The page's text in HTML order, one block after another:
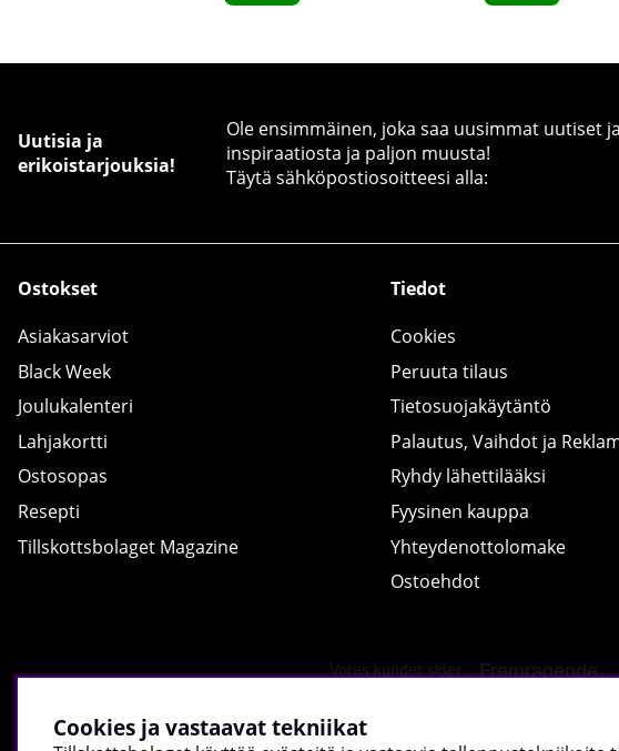
Uutisia ja
erikoistarjouksia!
Ole ensimmäinen, joka saa uusimmat uutiset
inspiraatiosta ja paljon muusta!
Täytä sähköpostiosoitteesi alla:
Ostokset
Asiakasarviot
Black Week
Joulukalenteri
Lahjakortti
Ostosopas
Resepti
Tillskottsbolaget Magazine
Tiedot
Cookies
Peruuta tilaus
Tietosuojakäytäntö
Palautus, Vaihdot ja
Ryhdy lähettilääksi
Fyysinen kauppa
Yhteydenottolomake
Ostoehdot
Cookies ja vastaavat tekniikat